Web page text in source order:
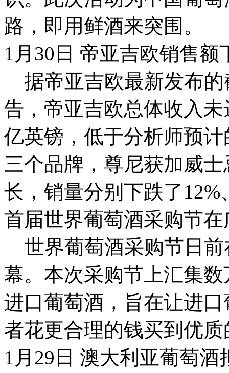
路，即用鲜酒来突围。
1月30日 帝亚吉欧销售额
据帝亚吉欧最新发布的
告，帝亚吉欧总体收入
亿英镑，低于分析师预
三个品牌，尊尼获加威
长，销量分别下跌了12%
首届世界葡萄酒采购节
世界葡萄酒采购节日前
幕。本次采购节上汇集
进口葡萄酒，旨在让进
者花更合理的钱买到优
1月29日 澳大利亚葡萄